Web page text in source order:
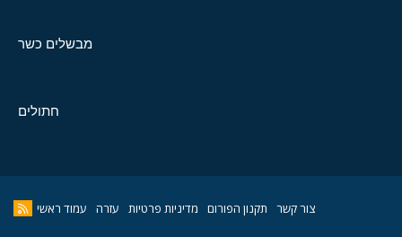
מבשלים כשר
חתולים
צור קשר תקנון הפורום מדיניות פרטיות עזרה עמוד ראשי